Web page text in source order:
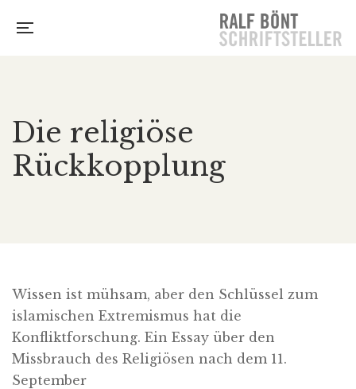
Die religiöse
Rückkopplung
Wissen ist mühsam, aber den Schlüssel zum
islamischen Extremismus hat die
Konfliktforschung. Ein Essay über den
Missbrauch des Religiösen nach dem 11.
September